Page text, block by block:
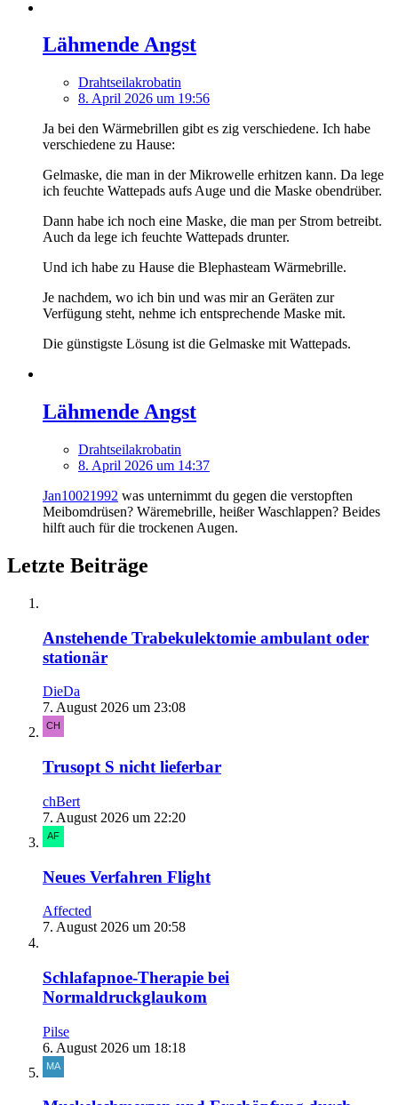
Lähmende Angst
Drahtseilakrobatin
8. April 2026 um 19:56
Ja bei den Wärmebrillen gibt es zig verschiedene. Ich habe
verschiedene zu Hause:
Gelmaske, die man in der Mikrowelle erhitzen kann. Da lege
ich feuchte Wattepads aufs Auge und die Maske obendrüber.
Dann habe ich noch eine Maske, die man per Strom betreibt.
Auch da lege ich feuchte Wattepads drunter.
Und ich habe zu Hause die Blephasteam Wärmebrille.
Je nachdem, wo ich bin und was mir an Geräten zur
Verfügung steht, nehme ich entsprechende Maske mit.
Die günstigste Lösung ist die Gelmaske mit Wattepads.
Lähmende Angst
Drahtseilakrobatin
8. April 2026 um 14:37
Jan10021992 was unternimmt du gegen die verstopften
Meibomdrüsen? Wäremebrille, heißer Waschlappen? Beides
hilft auch für die trockenen Augen.
Letzte Beiträge
Anstehende Trabekulektomie ambulant oder
stationär
DieDa
7. August 2026 um 23:08
Trusopt S nicht lieferbar
chBert
7. August 2026 um 22:20
Neues Verfahren Flight
Affected
7. August 2026 um 20:58
Schlafapnoe-Therapie bei
Normaldruckglaukom
Pilse
6. August 2026 um 18:18